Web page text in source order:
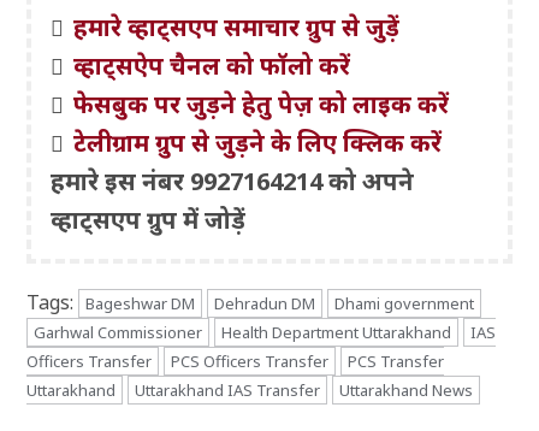
हमारे व्हाट्सएप समाचार ग्रुप से जुड़ें
व्हाट्सऐप चैनल को फॉलो करें
फेसबुक पर जुड़ने हेतु पेज़ को लाइक करें
टेलीग्राम ग्रुप से जुड़ने के लिए क्लिक करें
हमारे इस नंबर 9927164214 को अपने
व्हाट्सएप ग्रुप में जोड़ें
Tags: Bageshwar DM Dehradun DM
Dhami government
Garhwal Commissioner
Health Department Uttarakhand
IAS
Officers Transfer
PCS Officers Transfer
PCS Transfer
Uttarakhand
Uttarakhand IAS Transfer Uttarakhand News